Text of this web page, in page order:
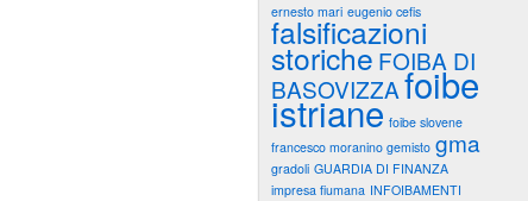
ernesto mari eugenio cefis
falsificazioni
storicheFOIBA DI
BASOVIZZAfoibe
istriane foibe slovene
francesco moranino gemisto gma
gradoli GUARDIA DI FINANZA
impresa fiumana INFOIBAMENTI